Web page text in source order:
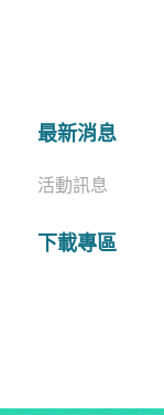
最新消息
活動訊息
下載專區